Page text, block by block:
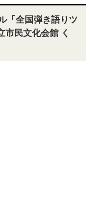
「全国弾き語りツ
市民文化会館 く